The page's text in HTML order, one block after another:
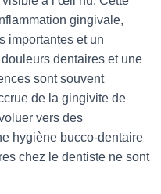
gingivale,
importantes et un
dentaires et une
sont souvent
de la gingivite de
vers des
hygiène bucco-dentaire
chez le dentiste ne sont